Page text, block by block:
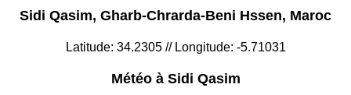
Sidi Qasim, Gharb-Chrarda-Beni Hssen, Maroc
Latitude: 34.2305 // Longitude: -5.71031
Météo à Sidi Qasim